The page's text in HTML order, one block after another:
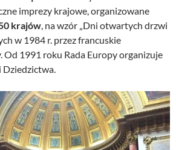
imprezy krajowe, organizowane
krajów , na wzór „Dni otwartych drzwi
w 1984 r. przez francuskie
1991 roku Rada Europy organizuje